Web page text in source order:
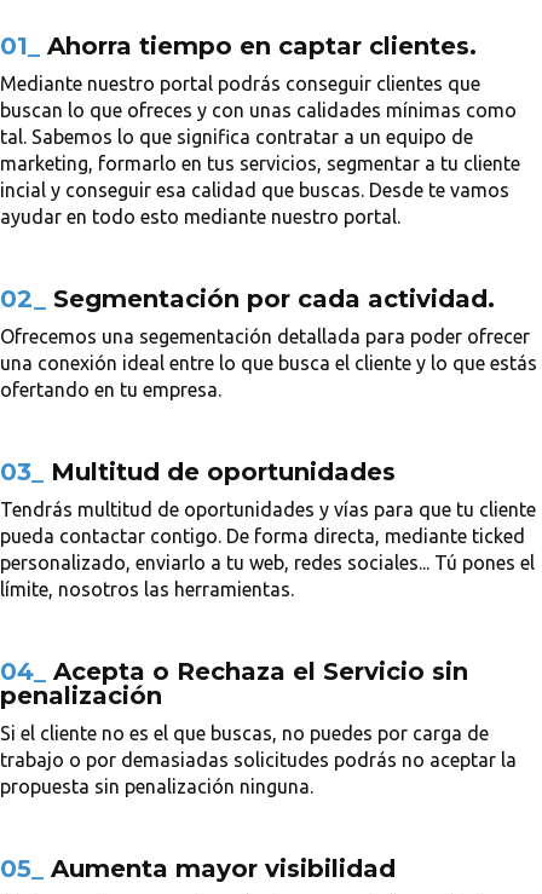
01_ Ahorra tiempo en captar clientes.
Mediante nuestro portal podrás conseguir clientes que
buscan lo que ofreces y con unas calidades mínimas como
tal. Sabemos lo que significa contratar a un equipo de
marketing, formarlo en tus servicios, segmentar a tu cliente
incial y conseguir esa calidad que buscas. Desde te vamos
ayudar en todo esto mediante nuestro portal.
02_ Segmentación por cada actividad.
Ofrecemos una segementación detallada para poder ofrecer
una conexión ideal entre lo que busca el cliente y lo que estás
ofertando en tu empresa.
03_ Multitud de oportunidades
Tendrás multitud de oportunidades y vías para que tu cliente
pueda contactar contigo. De forma directa, mediante ticked
personalizado, enviarlo a tu web, redes sociales... Tú pones el
límite, nosotros las herramientas.
04_
Acepta o Rechaza el Servicio sin
penalización
Si el cliente no es el que buscas, no puedes por carga de
trabajo o por demasiadas solicitudes podrás no aceptar la
propuesta sin penalización ninguna.
05_ Aumenta mayor visibilidad